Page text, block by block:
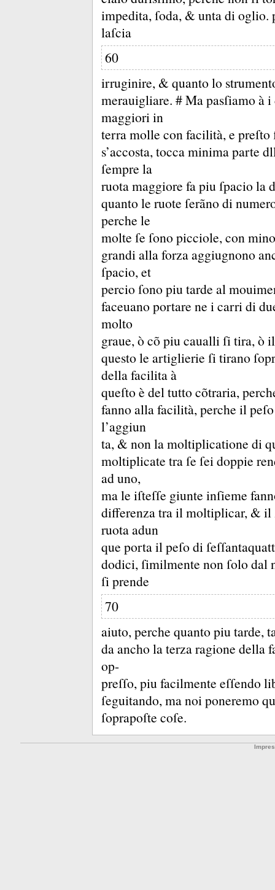
impedita, ſoda, & unta di oglio.
laſcia
60
irruginire, & quanto lo
merauigliare. # Ma pasſiamo à
maggiori in
terra molle con facilità, e
s’accosta, tocca minima parte
ſempre la
ruota maggiore fa piu ſpacio la
quanto le ruote ſerãno di
perche le
molte ſe ſono picciole, con
grandi alla forza aggiugnono
ſpacio, et
percio ſono piu tarde al
faceuano portare ne i carri di
molto
graue, ò cõ piu caualli ſi tira, ò
questo le artiglierie ſi tirano
della facilita à
queſto è del tutto cõtraria,
fanno alla facilità, perche il
l’aggiun
ta, & non la moltiplicatione di
moltiplicate tra ſe ſei doppie
ad uno,
ma le iſteſſe giunte inſieme
differenza tra il moltiplicar, & il
ruota adun
que porta il peſo di
dodici, ſimilmente non ſolo dal
ſi prende
70
aiuto, perche quanto piu tarde,
da ancho la terza ragione della
op-
preſſo, piu facilmente eſſendo
ſeguitando, ma noi poneremo
ſoprapoſte coſe.